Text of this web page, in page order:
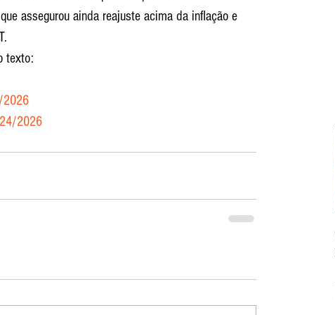
assegurou ainda reajuste acima da inflação e
texto:
2026
2026